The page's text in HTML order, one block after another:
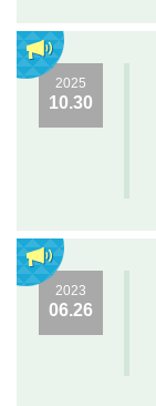
2025
10.30
2023
06.26